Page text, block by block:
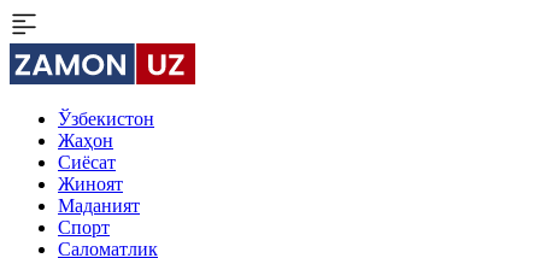
Ўзбекистон
Жаҳон
Сиёсат
Жиноят
Маданият
Спорт
Cаломатлик